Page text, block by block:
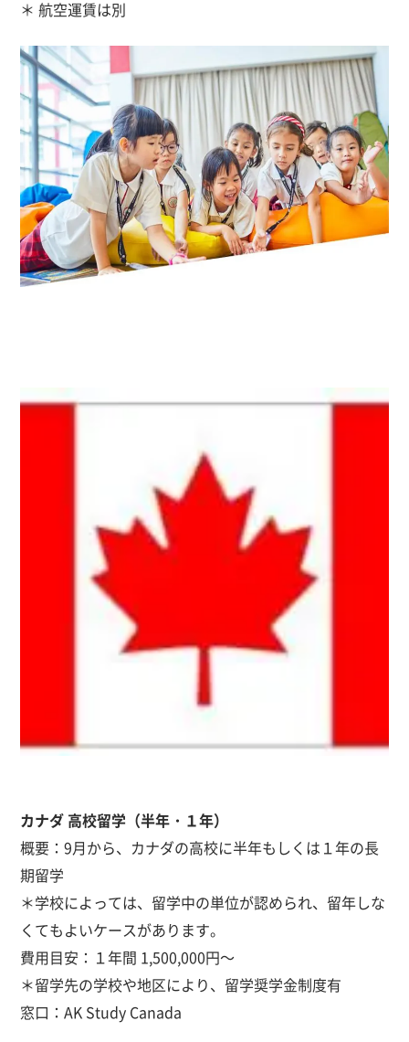
＊ 航空運賃は別
カナダ 高校留学（半年・１年）
概要：9月から、カナダの高校に半年もしくは１年の長
期留学
＊学校によっては、留学中の単位が認められ、留年しな
くてもよいケースがあります。
費用目安：１年間 1,500,000円～
＊留学先の学校や地区により、留学奨学金制度有
窓口：AK Study Canada